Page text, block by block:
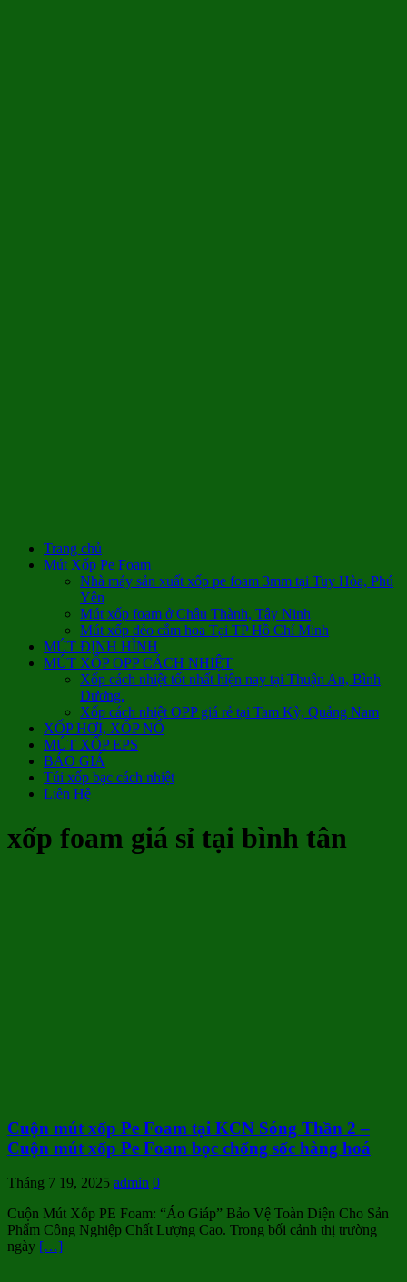
Trang chủ
Mút Xốp Pe Foam
Nhà máy sản xuất xốp pe foam 3mm tại Tuy Hòa, Phú
Yên
Mút xốp foam ở Châu Thành, Tây Ninh
Mút xốp dẻo cắm hoa Tại TP Hồ Chí Minh
MÚT ĐỊNH HÌNH
MÚT XỐP OPP CÁCH NHIỆT
Xốp cách nhiệt tốt nhất hiện nay tại Thuận An, Bình
Dương.
Xốp cách nhiệt OPP giá rẻ tại Tam Kỳ, Quảng Nam
XỐP HƠI, XỐP NỔ
MÚT XỐP EPS
BÁO GIÁ
Túi xốp bạc cách nhiệt
Liên Hệ
xốp foam giá sỉ tại bình tân
Cuộn mút xốp Pe Foam tại KCN Sóng Thần 2 –
Cuộn mút xốp Pe Foam bọc chống sốc hàng hoá
Tháng 7 19, 2025 admin 0
Cuộn Mút Xốp PE Foam: “Áo Giáp” Bảo Vệ Toàn Diện Cho Sản
Phẩm Công Nghiệp Chất Lượng Cao. Trong bối cảnh thị trường
ngày […]